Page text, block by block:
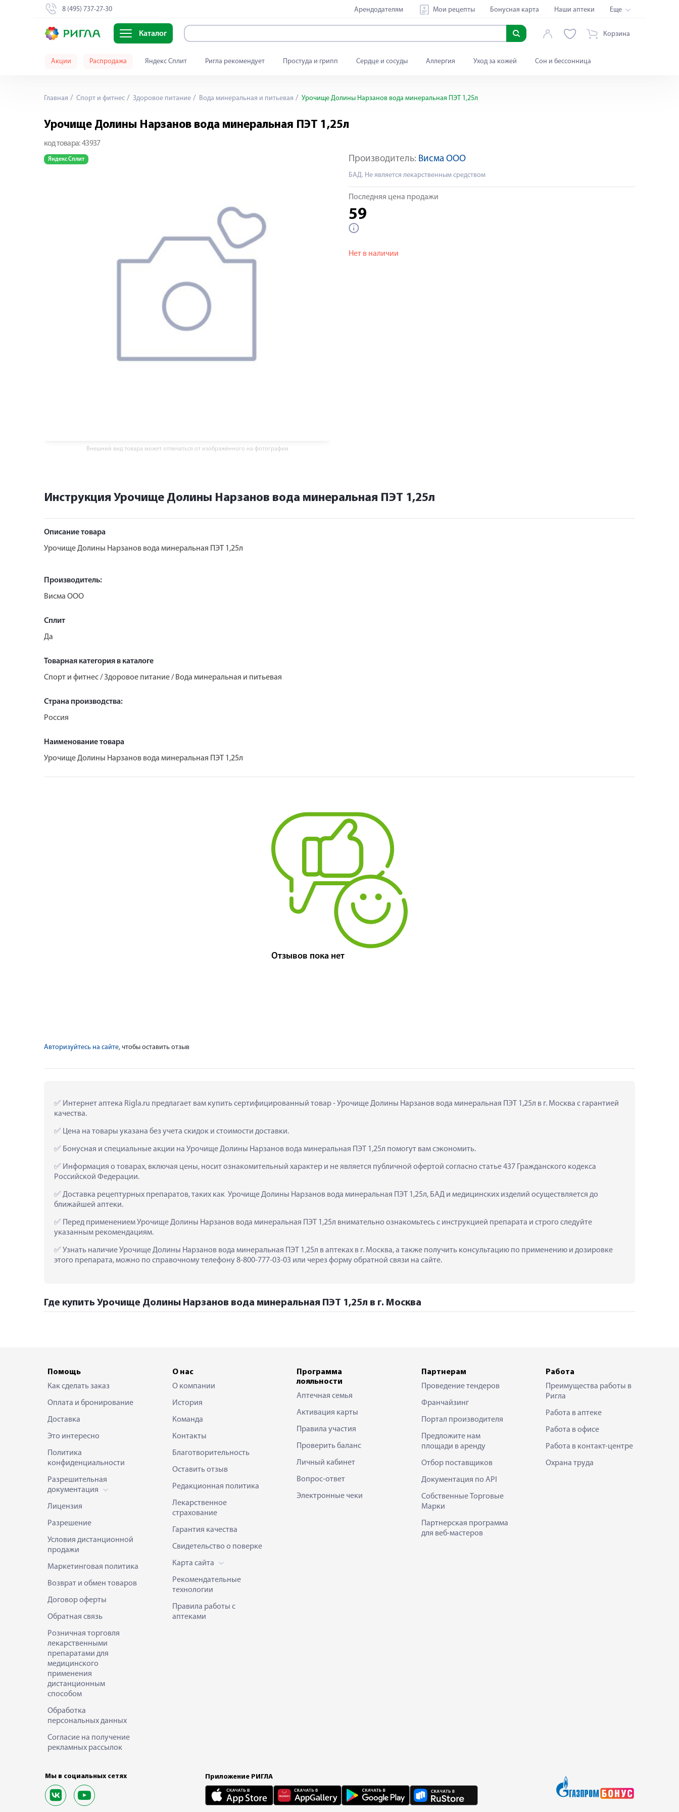
8 (495) 737-27-30 Арендодателям Мои рецепты Бонусная карта Наши аптеки Еще
Каталог Корзина
Акции Распродажа Яндекс Сплит Ригла рекомендует Простуда и грипп Сердце и сосуды Аллергия Уход за кожей Сон и бессонница
Главная Спорт и фитнес Здоровое питание Вода минеральная и питьевая Урочище Долины Нарзанов вода минеральная ПЭТ 1,25л
Урочище Долины Нарзанов вода минеральная ПЭТ 1,25л
код товара: 43937
Яндекс Сплит
Внешний вид товара может отличаться от изображённого на фотографии
Производитель: Висма ООО
БАД. Не является лекарственным средством
Последняя цена продажи
59
Нет в наличии
Инструкция Урочище Долины Нарзанов вода минеральная ПЭТ 1,25л
Описание товара
Урочище Долины Нарзанов вода минеральная ПЭТ 1,25л
Производитель:
Висма ООО
Сплит
Да
Товарная категория в каталоге
Спорт и фитнес / Здоровое питание / Вода минеральная и питьевая
Страна производства:
Россия
Наименование товара
Урочище Долины Нарзанов вода минеральная ПЭТ 1,25л
Отзывов пока нет
Авторизуйтесь на сайте, чтобы оставить отзыв
Интернет аптека Rigla.ru предлагает вам купить сертифицированный товар - Урочище Долины Нарзанов вода минеральная ПЭТ 1,25л в г. Москва с гарантией
качества.
Цена на товары указана без учета скидок и стоимости доставки.
Бонусная и специальные акции на Урочище Долины Нарзанов вода минеральная ПЭТ 1,25л помогут вам сэкономить.
Информация о товарах, включая цены, носит ознакомительный характер и не является публичной офертой согласно статье 437 Гражданского кодекса
Российской Федерации.
Доставка рецептурных препаратов, таких как  Урочище Долины Нарзанов вода минеральная ПЭТ 1,25л, БАД и медицинских изделий осуществляется до
ближайшей аптеки.
Перед применением Урочище Долины Нарзанов вода минеральная ПЭТ 1,25л внимательно ознакомьтесь с инструкцией препарата и строго следуйте
указанным рекомендациям.
Узнать наличие Урочище Долины Нарзанов вода минеральная ПЭТ 1,25л в аптеках в г. Москва, а также получить консультацию по применению и дозировке
этого препарата, можно по справочному телефону 8-800-777-03-03 или через форму обратной связи на сайте.
Где купить Урочище Долины Нарзанов вода минеральная ПЭТ 1,25л в г. Москва
Помощь
Как сделать заказ
Оплата и бронирование
Доставка
Это интересно
Политика
конфиденциальности
Разрешительная
документация
Лицензия
Разрешение
Условия дистанционной
продажи
Маркетинговая политика
Возврат и обмен товаров
Договор оферты
Обратная связь
Розничная торговля
лекарственными
препаратами для
медицинского
применения
дистанционным
способом
Обработка
персональных данных
Согласие на получение
рекламных рассылок
О нас
О компании
История
Команда
Контакты
Благотворительность
Оставить отзыв
Редакционная политика
Лекарственное
страхование
Гарантия качества
Свидетельство о поверке
Карта сайта
Рекомендательные
технологии
Правила работы с
аптеками
Программа
лояльности
Аптечная семья
Активация карты
Правила участия
Проверить баланс
Личный кабинет
Вопрос-ответ
Электронные чеки
Партнерам
Проведение тендеров
Франчайзинг
Портал производителя
Предложите нам
площади в аренду
Отбор поставщиков
Документация по API
Собственные Торговые
Марки
Партнерская программа
для веб-мастеров
Работа
Преимущества работы в
Ригла
Работа в аптеке
Работа в офисе
Работа в контакт-центре
Охрана труда
Мы в социальных сетях Приложение РИГЛА